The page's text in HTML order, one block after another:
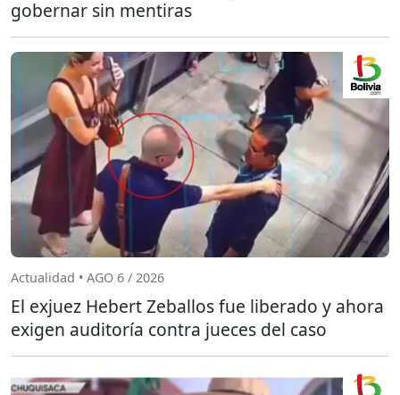
gobernar sin mentiras
Actualidad • AGO 6 / 2026
El exjuez Hebert Zeballos fue liberado y ahora
exigen auditoría contra jueces del caso